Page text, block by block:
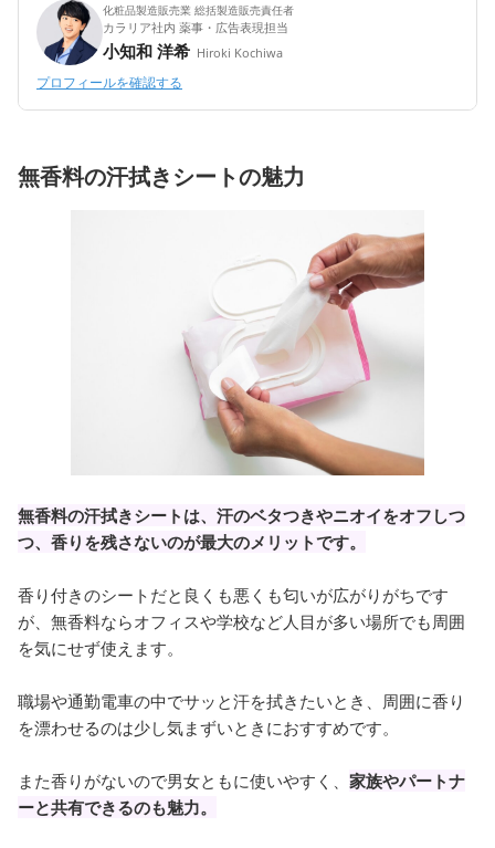
化粧品製造販売業 総括製造販売責任者
カラリア社内 薬事・広告表現担当
小知和 洋希 Hiroki Kochiwa
プロフィールを確認する
無香料の汗拭きシートの魅力
無香料の汗拭きシートは、汗のベタつきやニオイをオフしつ
つ、香りを残さないのが最大のメリットです。
香り付きのシートだと良くも悪くも匂いが広がりがちです
が、無香料ならオフィスや学校など人目が多い場所でも周囲
を気にせず使えます。
職場や通勤電車の中でサッと汗を拭きたいとき、周囲に香り
を漂わせるのは少し気まずいときにおすすめです。
また香りがないので男女ともに使いやすく、 家族やパートナ
ーと共有できるのも魅力。